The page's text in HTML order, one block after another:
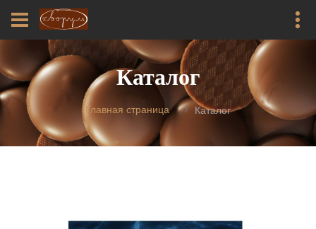
Каталог
Главная страница Каталог